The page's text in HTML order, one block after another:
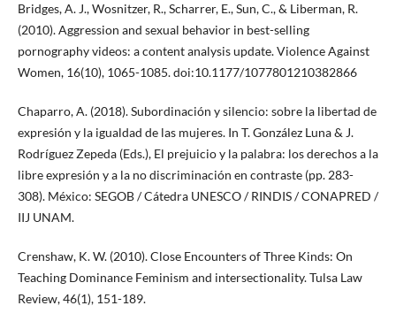
Bridges, A. J., Wosnitzer, R., Scharrer, E., Sun, C., & Liberman, R.
(2010). Aggression and sexual behavior in best-selling
pornography videos: a content analysis update. Violence Against
Women, 16(10), 1065-1085. doi:10.1177/1077801210382866
Chaparro, A. (2018). Subordinación y silencio: sobre la libertad de
expresión y la igualdad de las mujeres. In T. González Luna & J.
Rodríguez Zepeda (Eds.), El prejuicio y la palabra: los derechos a la
libre expresión y a la no discriminación en contraste (pp. 283-
308). México: SEGOB / Cátedra UNESCO / RINDIS / CONAPRED /
IIJ UNAM.
Crenshaw, K. W. (2010). Close Encounters of Three Kinds: On
Teaching Dominance Feminism and intersectionality. Tulsa Law
Review, 46(1), 151-189.